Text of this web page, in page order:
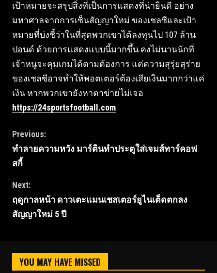
เป้าหมายจะสรุปสิ่งที่เป็นการแสดงที่น่ายินดี อย่าง
มหาศาลจากการเซ็นสัญญาใหม่ ของเชลซีและเป้า
หมายที่บ่งชี้ว่าในที่สุดพวกเขาได้ลงทุนไป 107 ล้าน
ปอนด์ ด้วยการแสดงแบบนี้มากขึ้น คงไม่นานนักที่
เจ้าหนูจะคุมเกมได้ตามต้องการ แต่ความสุรุ่ยสุร่าย
ของเชลซีอาจทำให้พอตเตอร์ต้องเสียเงินมากกว่าแค่
เงิน หากพวกเขายังหาตาข่ายไม่เจอ
https://24sportsfootball.com
Continue
Reading
Previous:
ทำลายความหวัง มาร์ตินทำประตูใส่เจมส์ทาร์คอฟ
สกี้
Next:
ฤดูกาลหน้า ดาวเตะแมนเชสเตอร์ยูไนเต็ดตกลง
สัญญาใหม่ 5 ปี
YOU MAY HAVE MISSED